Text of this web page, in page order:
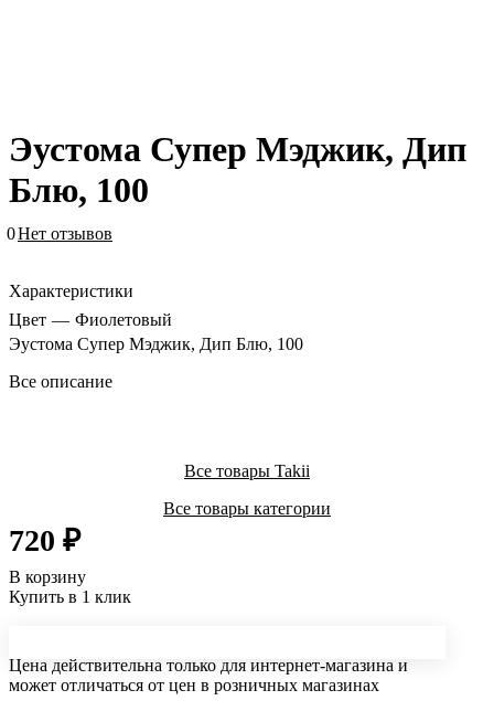
Эустома Супер Мэджик, Дип
Блю, 100
0Нет отзывов
Характеристики
Цвет — Фиолетовый
Эустома Супер Мэджик, Дип Блю, 100
Все описание
Все товары Takii
Все товары категории
720 ₽
В корзину
Купить в 1 клик
Цена действительна только для интернет-магазина и
может отличаться от цен в розничных магазинах